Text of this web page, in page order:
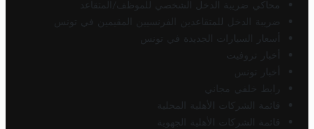
محاكي ضريبة الدخل الشخصي للموظف/المتقاعد
ضريبة الدخل للمتقاعدين الفرنسيين المقيمين في تونس
أسعار السيارات الجديدة في تونس
أخبار تروفيت
أخبار تونس
رابط خلفي مجاني
قائمة الشركات الأهلية المحلية
قائمة الشركات الأهلية الجهوية